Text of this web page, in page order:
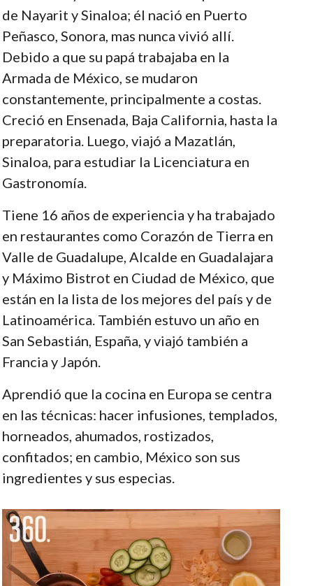
de Nayarit y Sinaloa; él nació en Puerto
Peñasco, Sonora, mas nunca vivió allí.
Debido a que su papá trabajaba en la
Armada de México, se mudaron
constantemente, principalmente a costas.
Creció en Ensenada, Baja California, hasta la
preparatoria. Luego, viajó a Mazatlán,
Sinaloa, para estudiar la Licenciatura en
Gastronomía.
Tiene 16 años de experiencia y ha trabajado
en restaurantes como Corazón de Tierra en
Valle de Guadalupe, Alcalde en Guadalajara
y Máximo Bistrot en Ciudad de México, que
están en la lista de los mejores del país y de
Latinoamérica. También estuvo un año en
San Sebastián, España, y viajó también a
Francia y Japón.
Aprendió que la cocina en Europa se centra
en las técnicas: hacer infusiones, templados,
horneados, ahumados, rostizados,
confitados; en cambio, México son sus
ingredientes y sus especias.